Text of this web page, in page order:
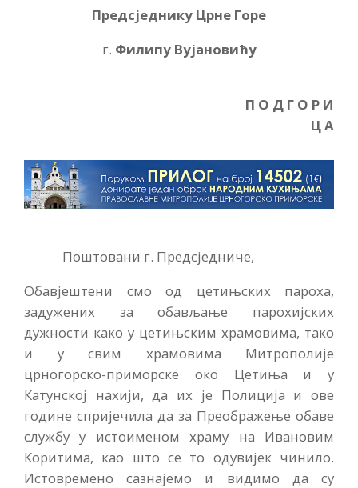
Предсједнику Црне Горе
г. Филипу Вујановићу
П О Д Г О Р И
Ц А
Поштовани г. Предсједниче,
Обавјештени смо од цетињских пароха,
задужених за обављање парохијских
дужности како у цетињским храмовима, тако
и у свим храмовима Митрополије
црногорско-приморске око Цетиња и у
Катунској нахији, да их је Полиција и ове
године спријечила да за Преображење обаве
службу у истоименом храму на Ивановим
Коритима, као што се то одувијек чинило.
Истовремено сазнајемо и видимо да су